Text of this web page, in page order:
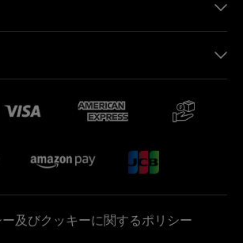
及びクッキーに関するポリシー